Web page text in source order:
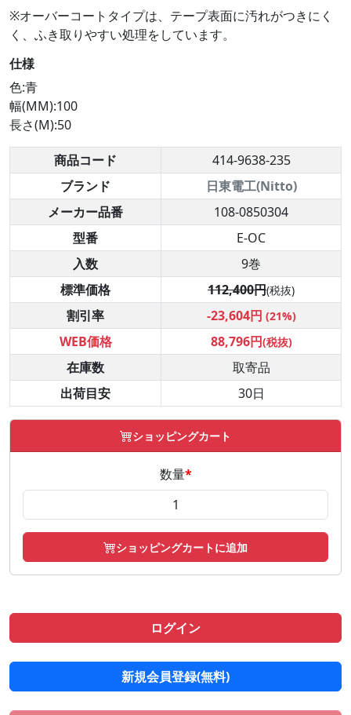
※オーバーコートタイプは、テープ表面に汚れがつきにく
く、ふき取りやすい処理をしています。
仕様
色:青
幅(MM):100
長さ(M):50
商品コード
414-9638-235
ブランド
日東電工(Nitto)
メーカー品番
108-0850304
型番
E-OC
入数
9巻
標準価格
112,400円(税抜)
割引率 -23,604円 (21%)
WEB価格 88,796円(税抜)
在庫数
取寄品
出荷目安
30日
ショッピングカート
数量*
ショッピングカートに追加
ログイン
新規会員登録(無料)